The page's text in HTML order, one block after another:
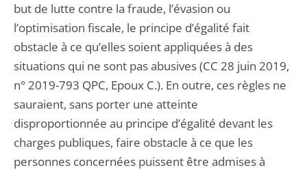
but de lutte contre la fraude, l’évasion ou
l’optimisation fiscale, le principe d’égalité fait
obstacle à ce qu’elles soient appliquées à des
situations qui ne sont pas abusives (CC 28 juin 2019,
n° 2019-793 QPC, Epoux C.). En outre, ces règles ne
sauraient, sans porter une atteinte
disproportionnée au principe d’égalité devant les
charges publiques, faire obstacle à ce que les
personnes concernées puissent être admises à